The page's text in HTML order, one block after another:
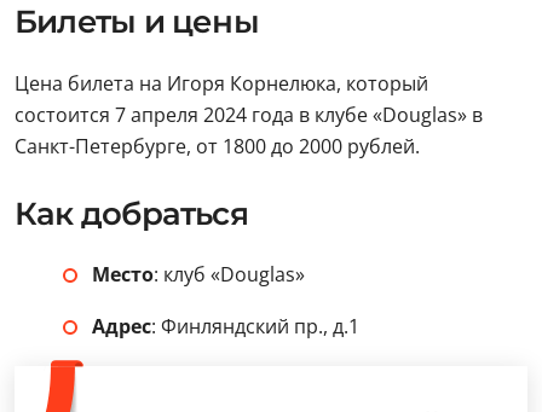
Билеты и цены
Цена билета на Игоря Корнелюка, который
состоится 7 апреля 2024 года в клубе «Douglas» в
Санкт-Петербурге, от 1800 до 2000 рублей.
Как добраться
Место: клуб «Douglas»
Адрес: Финляндский пр., д.1